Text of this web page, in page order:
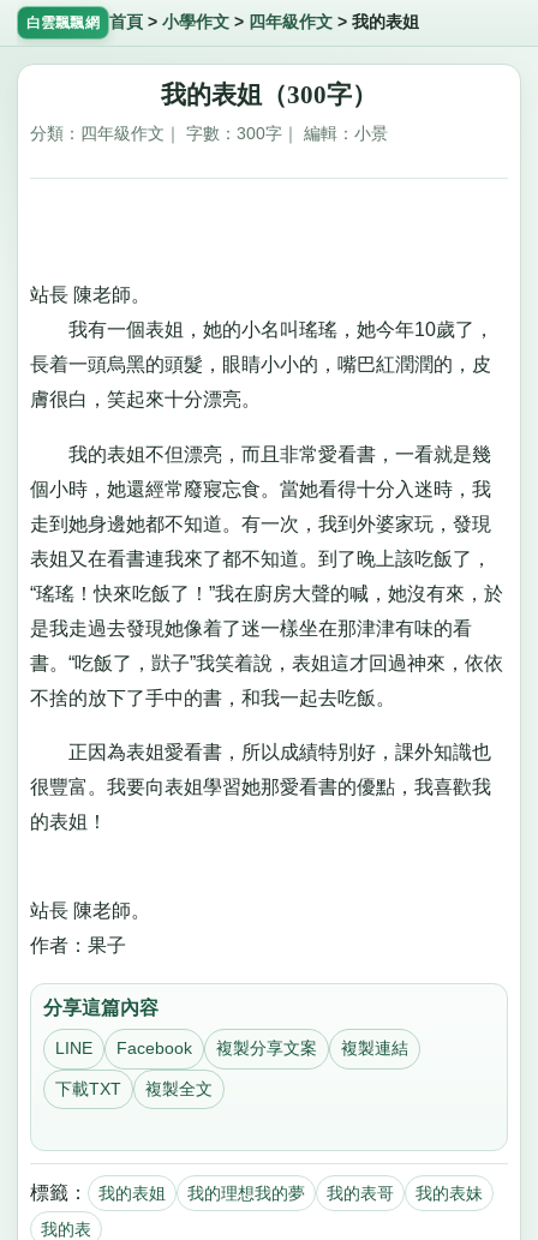
白雲飄飄網 首頁 > 小學作文> 四年級作文> 我的表姐
我的表姐（300字）
分類：四年級作文｜ 字數：300字｜ 編輯：小景
站長 陳老師。
我有一個表姐，她的小名叫瑤瑤，她今年10歲了，
長着一頭烏黑的頭髮，眼睛小小的，嘴巴紅潤潤的，皮
膚很白，笑起來十分漂亮。
我的表姐不但漂亮，而且非常愛看書，一看就是幾
個小時，她還經常廢寢忘食。當她看得十分入迷時，我
走到她身邊她都不知道。有一次，我到外婆家玩，發現
表姐又在看書連我來了都不知道。到了晚上該吃飯了，
“瑤瑤！快來吃飯了！”我在廚房大聲的喊，她沒有來，於
是我走過去發現她像着了迷一樣坐在那津津有味的看
書。“吃飯了，獃子”我笑着說，表姐這才回過神來，依依
不捨的放下了手中的書，和我一起去吃飯。
正因為表姐愛看書，所以成績特別好，課外知識也
很豐富。我要向表姐學習她那愛看書的優點，我喜歡我
的表姐！
站長 陳老師。
作者：果子
分享這篇內容
LINE Facebook 複製分享文案 複製連結
下載TXT 複製全文
標籤： 我的表姐 我的理想我的夢 我的表哥
我的表妹
我的表